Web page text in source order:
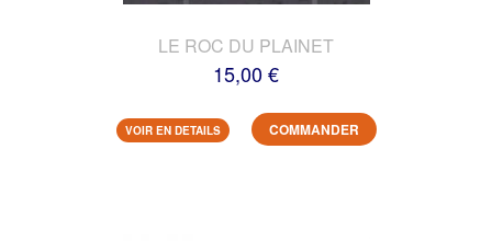
LE ROC DU PLAINET
15,00 €
VOIR EN DETAILS COMMANDER